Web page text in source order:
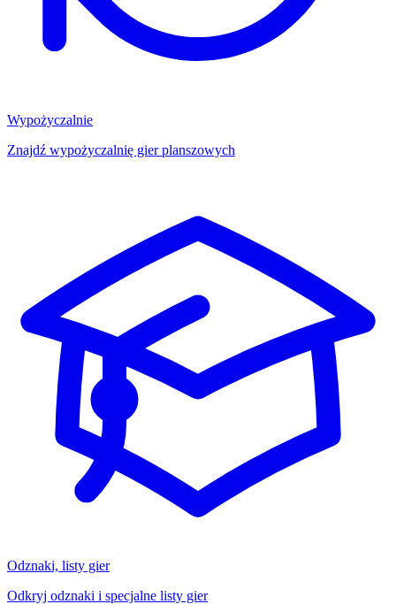
Wypożyczalnie
Znajdź wypożyczalnię gier planszowych
Odznaki, listy gier
Odkryj odznaki i specjalne listy gier